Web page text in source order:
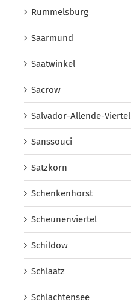
Rummelsburg
Saarmund
Saatwinkel
Sacrow
Salvador-Allende-Viertel
Sanssouci
Satzkorn
Schenkenhorst
Scheunenviertel
Schildow
Schlaatz
Schlachtensee